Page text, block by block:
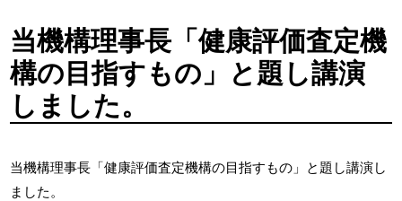
当機構理事長「健康評価査定機
構の目指すもの」と題し講演
しました。
当機構理事長「健康評価査定機構の目指すもの」と題し講演し
ました。